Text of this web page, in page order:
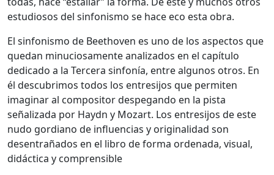
estudiosos del sinfonismo se hace eco esta obra.
El sinfonismo de Beethoven es uno de los aspectos que
quedan minuciosamente analizados en el capítulo
dedicado a la Tercera sinfonía, entre algunos otros. En
él descubrimos todos los entresijos que permiten
imaginar al compositor despegando en la pista
señalizada por Haydn y Mozart. Los entresijos de este
nudo gordiano de influencias y originalidad son
desentrañados en el libro de forma ordenada, visual,
didáctica y comprensible